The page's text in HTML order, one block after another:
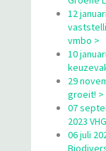
12
vmbo >
10
29
groeit! >
07
2023
06 juli